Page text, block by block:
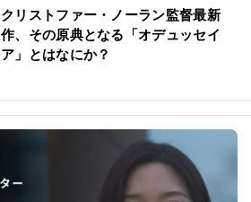
クリストファー・ノーラン監督最新
作、その原典となる「オデュッセイ
ア」とはなにか？